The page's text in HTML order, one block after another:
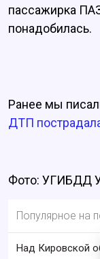
пассажирка
понадобилась.
Ранее мы
ДТП
Фото: УГИБДД
Популярное на
Над Кировской